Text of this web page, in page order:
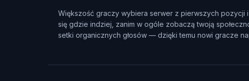
Większość graczy wybiera serwer z pierwszych pozycji
się gdzie indziej, zanim w ogóle zobaczą twoją
setki organicznych głosów — dzięki temu nowi gracze